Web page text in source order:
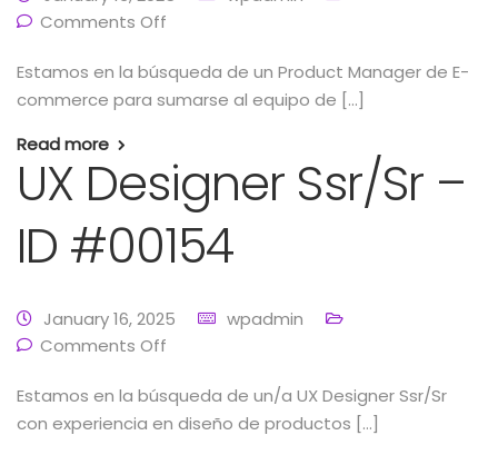
Comments Off
Estamos en la búsqueda de un Product Manager de E-
commerce para sumarse al equipo de […]
Read more
UX Designer Ssr/Sr –
ID #00154
January 16, 2025
wpadmin
Comments Off
Estamos en la búsqueda de un/a UX Designer Ssr/Sr
con experiencia en diseño de productos […]